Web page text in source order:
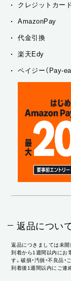
クレジットカー
AmazonPay
代金引換
楽天Edy
ペイジー（Pay-
返品につい
返品につきましては未開
到着から1週間以内にお
す。破損・汚損・不良品
到着後1週間以内にご連